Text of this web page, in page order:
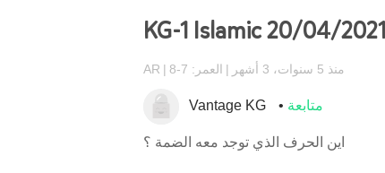
KG-1 Islamic 20/04/2021
AR العمر: 7-8 منذ 5 سنوات، 3 أشهر
Vantage KG متابعة
اين الحرف الذي توجد معه الضمة ؟